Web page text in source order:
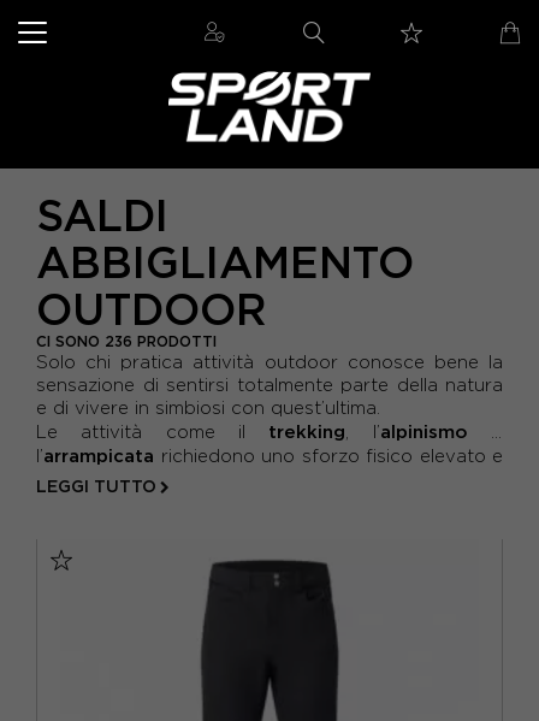
SALDI
ABBIGLIAMENTO
OUTDOOR
CI SONO 236 PRODOTTI
Solo chi pratica attività outdoor conosce bene la
sensazione di sentirsi totalmente parte della natura
e di vivere in simbiosi con quest’ultima.
Le attività come il trekking , l’alpinismo
l’arrampicata richiedono uno sforzo fisico elevato e
per questo è importante che l’attività venga
LEGGI TUTTO